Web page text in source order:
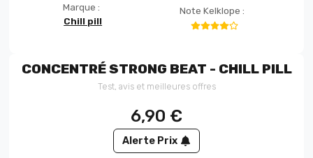
Marque :
Chill pill
Note Kelklope :
CONCENTRÉ STRONG BEAT - CHILL PILL
Test, avis et meilleures offres
6,90 €
Alerte Prix